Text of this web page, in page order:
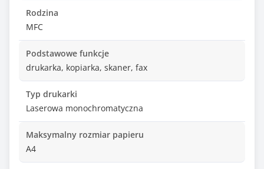
Rodzina
MFC
Podstawowe funkcje
drukarka, kopiarka, skaner, fax
Typ drukarki
Laserowa monochromatyczna
Maksymalny rozmiar papieru
A4